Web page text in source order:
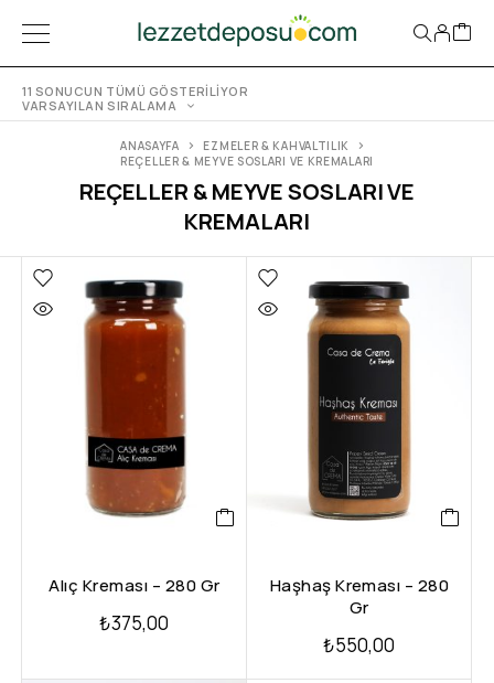
11 SONUCUN TÜMÜ GÖSTERILIYOR
VARSAYILAN SIRALAMA
REÇELLER & MEYVE SOSLARI VE
KREMALARI
ANASAYFA
EZMELER & KAHVALTILIK
REÇELLER & MEYVE SOSLARI VE KREMALARI
Alıç Kreması – 280 Gr
₺375,00
Haşhaş Kreması – 280
Gr
₺550,00